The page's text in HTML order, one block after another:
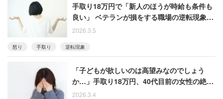
手取り18万円で「新人のほうが時給も条件も
良い」 ベテランが損をする職場の逆転現象に
怒る50代女性
2026.3.5
怒り 手取り 逆転現象
「子どもが欲しいのは高望みなのでしょう
か…」手取り18万円、40代目前の女性の絶望
「不妊治療の費用すら用意できない」
2026.3.4